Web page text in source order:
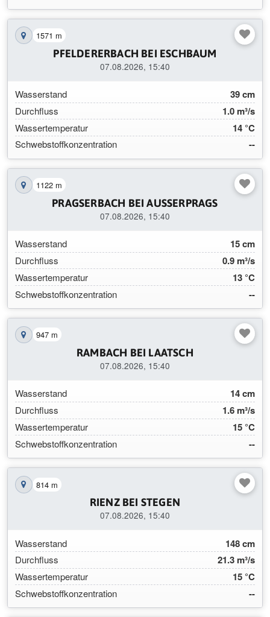
Station auf der Karte anzeigen
1571 m
PFELDERERBACH BEI ESCHBAUM
07.08.2026, 15:40
Wasserstand 39 cm
Durchfluss 1.0 m³/s
Wassertemperatur 14 °C
Schwebstoffkonzentration --
Station auf der Karte anzeigen
1122 m
PRAGSERBACH BEI AUSSERPRAGS
07.08.2026, 15:40
Wasserstand 15 cm
Durchfluss 0.9 m³/s
Wassertemperatur 13 °C
Schwebstoffkonzentration --
Station auf der Karte anzeigen
947 m
RAMBACH BEI LAATSCH
07.08.2026, 15:40
Wasserstand 14 cm
Durchfluss 1.6 m³/s
Wassertemperatur 15 °C
Schwebstoffkonzentration --
Station auf der Karte anzeigen
814 m
RIENZ BEI STEGEN
07.08.2026, 15:40
Wasserstand 148 cm
Durchfluss 21.3 m³/s
Wassertemperatur 15 °C
Schwebstoffkonzentration --